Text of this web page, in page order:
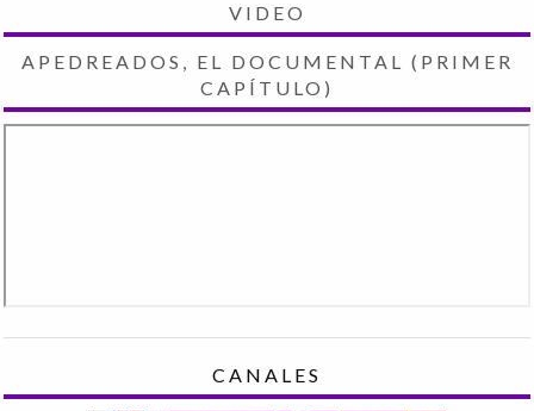
VIDEO
APEDREADOS, EL DOCUMENTAL (PRIMER
CAPÍTULO)
CANALES